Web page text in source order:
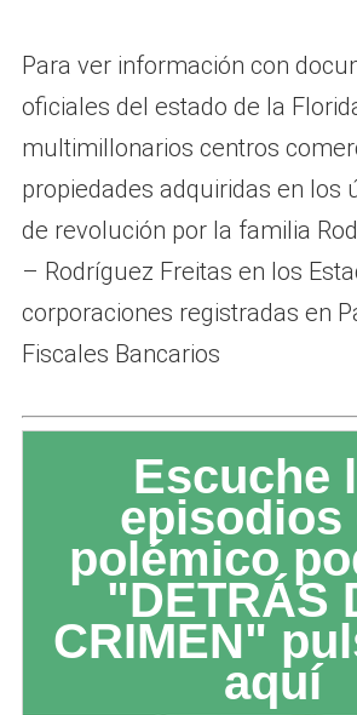
Para ver información con
oficiales del estado de la
multimillonarios centros
propiedades adquiridas en los
de revolución por la familia
– Rodríguez Freitas en los
corporaciones registradas en
Fiscales Bancarios
Escuche
episodios
polémico
"DETRÁS
CRIMEN"
aquí